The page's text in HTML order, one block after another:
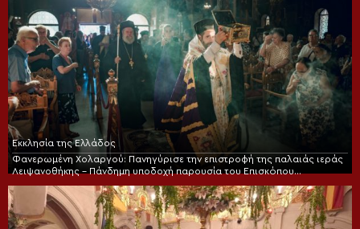
Εκκλησία της Ελλάδος
Φανερωμένη Χολαργού: Πανηγύρισε την επιστροφή της παλαιάς ιεράς
Λειψανοθήκης – Πάνδημη υποδοχή παρουσία του Επισκόπου